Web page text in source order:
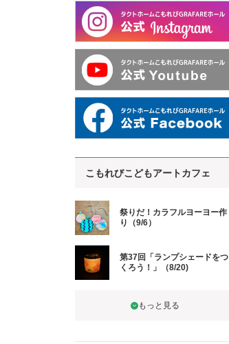
こもれびこどもアートカフェ
祭りだ！カラフルヨーヨー作
り（9/6）
第37回「ランプシェードをつ
くろう！」（8/20)